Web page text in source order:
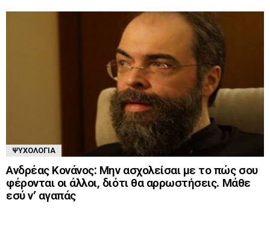
ΨΥΧΟΛΟΓΊΑ
Ανδρέας Κονάνος: Μην ασχολείσαι με το πώς σου
φέρονται οι άλλοι, διότι θα αρρωστήσεις. Μάθε
εσύ ν’ αγαπάς